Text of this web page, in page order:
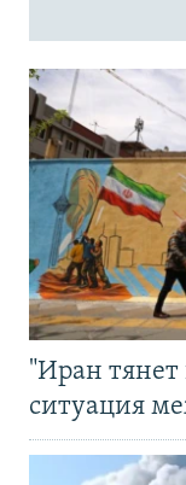
"Иран тянет
ситуация